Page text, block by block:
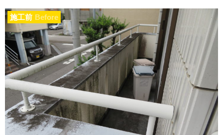
施工前 Before